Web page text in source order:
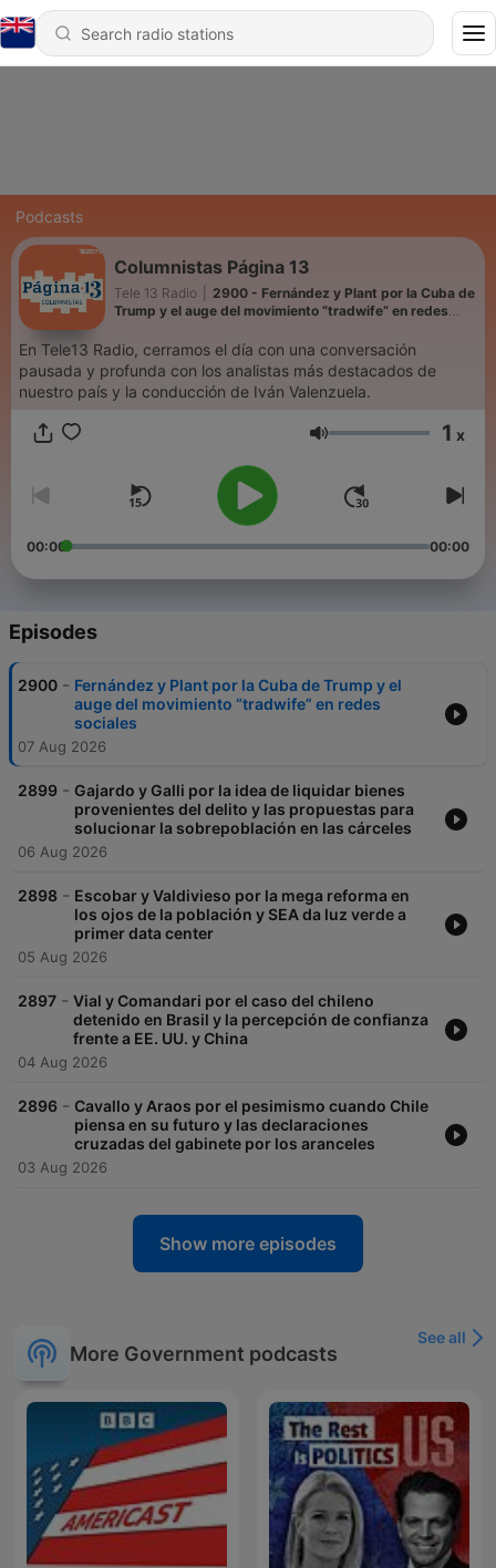
Podcasts
Columnistas Página 13
Tele 13 Radio
2900 - Fernández y Plant por la Cuba de
Trump y el auge del movimiento “tradwife” en redes
En Tele13 Radio, cerramos el día con una conversación
pausada y profunda con los analistas más destacados de
nuestro país y la conducción de Iván Valenzuela.
Volume 1 x
00:00 00:00
Episodes
2900 - Fernández y Plant por la Cuba de Trump y el
auge del movimiento “tradwife” en redes
sociales
07 Aug 2026
2899 - Gajardo y Galli por la idea de liquidar bienes
provenientes del delito y las propuestas para
solucionar la sobrepoblación en las cárceles
06 Aug 2026
2898 - Escobar y Valdivieso por la mega reforma en
los ojos de la población y SEA da luz verde a
primer data center
05 Aug 2026
2897 - Vial y Comandari por el caso del chileno
detenido en Brasil y la percepción de confianza
frente a EE. UU. y China
04 Aug 2026
2896 - Cavallo y Araos por el pesimismo cuando Chile
piensa en su futuro y las declaraciones
cruzadas del gabinete por los aranceles
03 Aug 2026
Show more episodes
More Government podcasts
See all